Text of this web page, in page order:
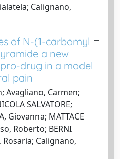
Calignano,
of N-(1-carbomyl
a new
drug in a model
pain
Avagliano, Carmen;
SALVATORE;
Giovanna; MATTACE
Roberto; BERNI
Calignano,